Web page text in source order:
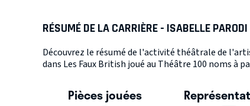
RÉSUMÉ DE LA CARRIÈRE - ISABELLE PARODI
Découvrez le résumé de l'activité théâtrale de
dans Les Faux British joué au Théâtre 100 noms à
Pièces jouées